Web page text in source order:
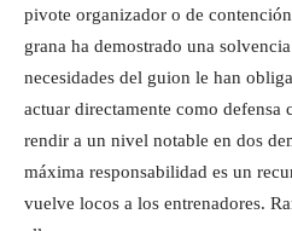
pivote organizador o de
grana ha demostrado una
necesidades del guion le han
actuar directamente como defensa
rendir a un nivel notable en dos
máxima responsabilidad es un
vuelve locos a los entrenadores.